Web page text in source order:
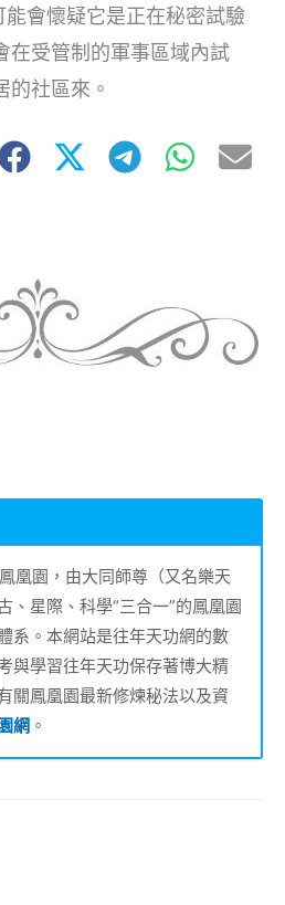
會懷疑它是正在秘密試驗
在受管制的軍事區域內試
的社區來。
凰園，由大同師尊（又名樂天
、星際、科學“三合一”的鳳凰園
系。本網站是往年天功網的數
與學習往年天功保存著博大精
關鳳凰園最新修煉秘法以及資
網 。